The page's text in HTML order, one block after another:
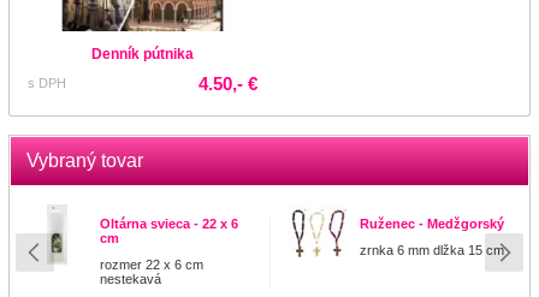
Denník pútnika
s DPH 4.50,- €
Vybraný tovar
Oltárna svieca - 22 x 6
cm
rozmer 22 x 6 cm
nestekavá
Ruženec - Medžgorský
zrnka 6 mm dlžka 15 cm